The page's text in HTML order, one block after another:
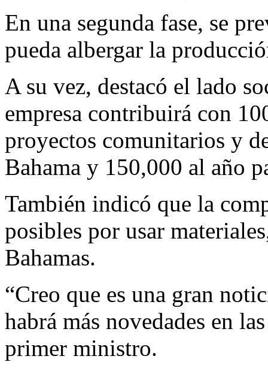
En una segunda fase, se
pueda albergar la
A su vez, destacó el lado
empresa contribuirá con
proyectos comunitarios y
Bahama y 150,000 al año
También indicó que la
posibles por usar
Bahamas.
“Creo que es una gran
habrá más novedades en
primer ministro.